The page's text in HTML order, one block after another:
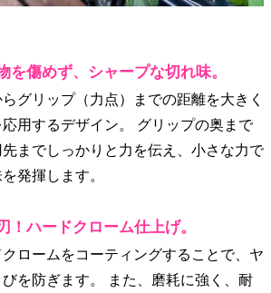
を傷めず、シャープな切れ味。
グリップ（力点）までの距離を大きく
用するデザイン。 グリップの奥まで
までしっかりと力を伝え、小さな力で
発揮します。
！ハードクローム仕上げ。
ロームをコーティングすることで、ヤ
を防ぎます。 また、磨耗に強く、耐